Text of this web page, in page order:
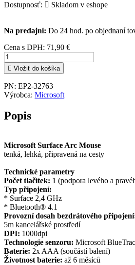
Dostupnosť:  Skladom v eshope
Na predajni: Do 24 hod. po objednaní
Cena s DPH: 71,90 €
 Vložiť do košíka
PN: EP2-32763
Výrobca: Microsoft
Popis
Microsoft Surface Arc Mouse
tenká, lehká, připravená na cesty
Technické parametry
Počet tlačítek: 1 (podpora levého a
Typ připojení:
* Surface 2,4 GHz
* Bluetooth® 4.1
Provozní dosah bezdrátového
5m kancelářské prostředí
DPI: 1000dpi
Technologie senzoru: Microsoft
Baterie: 2x AAA (součástí balení)
Životnost baterie: až 6 měsíců